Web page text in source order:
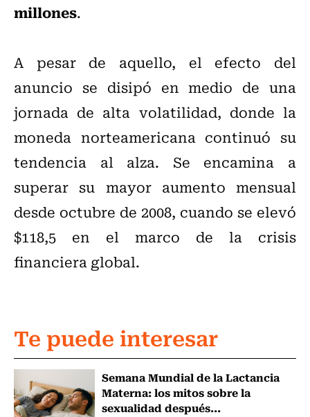
millones.
A pesar de aquello, el efecto del
anuncio se disipó en medio de una
jornada de alta volatilidad, donde la
moneda norteamericana continuó su
tendencia al alza. Se encamina a
superar su mayor aumento mensual
desde octubre de 2008, cuando se elevó
$118,5 en el marco de la crisis
financiera global.
Te puede interesar
Semana Mundial de la Lactancia
Materna: los mitos sobre la
sexualidad después...